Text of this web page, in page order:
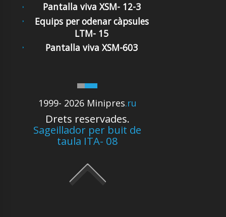
1999- 2026 Minipres.ru
Drets reservades.
Sageillador per buit de
taula ITA- 08
Pantalla viva XSM- 12-3
Equips per odenar càpsules
LTM- 15
Pantalla viva XSM-603